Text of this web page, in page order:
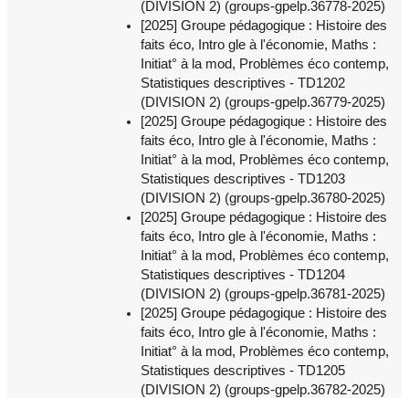
(DIVISION 2) (groups-gpelp.36778-2025)
[2025] Groupe pédagogique : Histoire des
faits éco, Intro gle à l'économie, Maths :
Initiat° à la mod, Problèmes éco contemp,
Statistiques descriptives - TD1202
(DIVISION 2) (groups-gpelp.36779-2025)
[2025] Groupe pédagogique : Histoire des
faits éco, Intro gle à l'économie, Maths :
Initiat° à la mod, Problèmes éco contemp,
Statistiques descriptives - TD1203
(DIVISION 2) (groups-gpelp.36780-2025)
[2025] Groupe pédagogique : Histoire des
faits éco, Intro gle à l'économie, Maths :
Initiat° à la mod, Problèmes éco contemp,
Statistiques descriptives - TD1204
(DIVISION 2) (groups-gpelp.36781-2025)
[2025] Groupe pédagogique : Histoire des
faits éco, Intro gle à l'économie, Maths :
Initiat° à la mod, Problèmes éco contemp,
Statistiques descriptives - TD1205
(DIVISION 2) (groups-gpelp.36782-2025)